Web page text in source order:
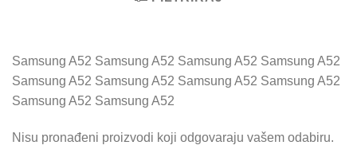
Samsung A52 Samsung A52 Samsung A52 Samsung A52
Samsung A52 Samsung A52 Samsung A52 Samsung A52
Samsung A52 Samsung A52
Nisu pronađeni proizvodi koji odgovaraju vašem odabiru.